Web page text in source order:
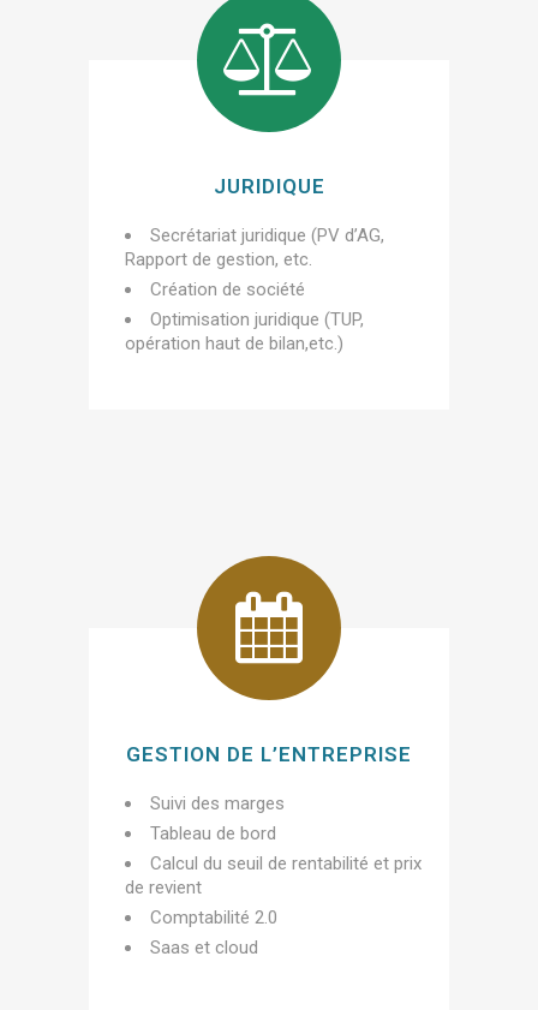
JURIDIQUE
Secrétariat juridique (PV d’AG,
Rapport de gestion, etc.
Création de société
Optimisation juridique (TUP,
opération haut de bilan,etc.)
GESTION DE L’ENTREPRISE
Suivi des marges
Tableau de bord
Calcul du seuil de rentabilité et prix
de revient
Comptabilité 2.0
Saas et cloud